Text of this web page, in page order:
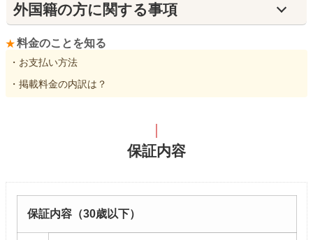
外国籍の方に関する事項
料金のことを知る
・お支払い方法
・掲載料金の内訳は？
保証内容
保証内容（30歳以下）